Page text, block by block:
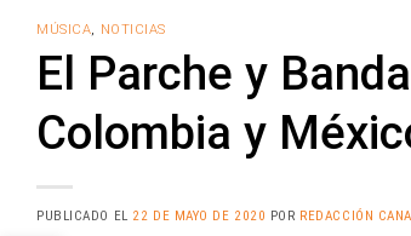
MÚSICA, NOTICIAS
El Parche y
Colombia y
PUBLICADO EL 22 DE MAYO DE 2020 POR REDACCIÓN